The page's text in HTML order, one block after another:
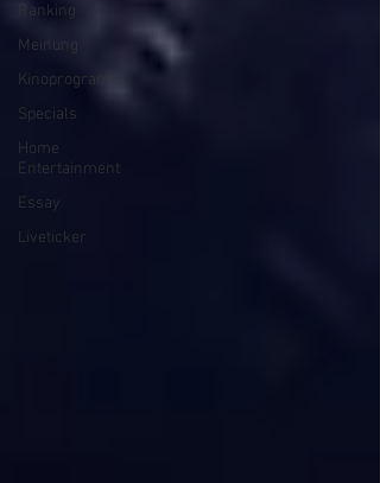
Ranking
Meinung
Kinoprogramm
Specials
Home
Entertainment
Essay
Liveticker